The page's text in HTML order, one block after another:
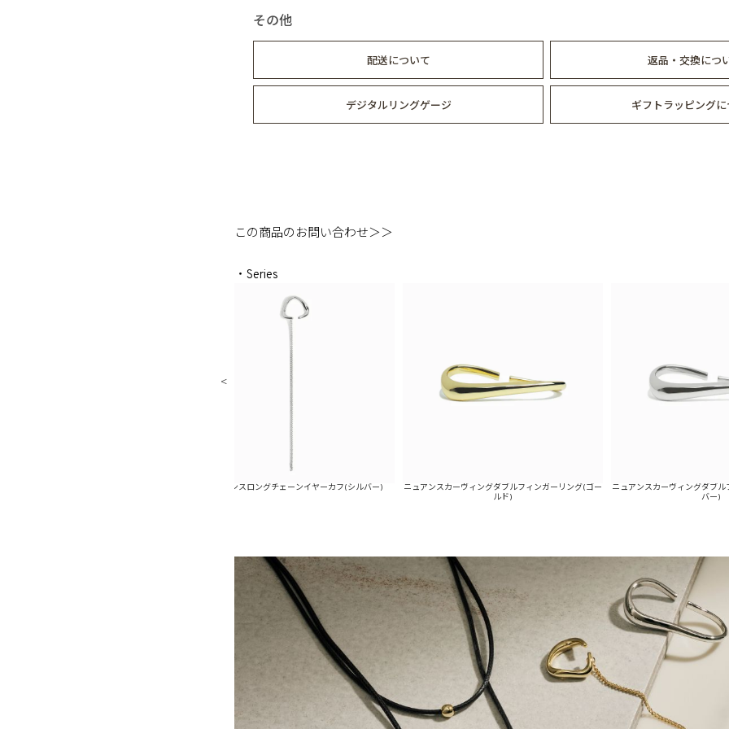
その他
配送について 返品・交換につ
デジタルリングゲージ ギフトラッピング
この商品のお問い合わせ＞＞
・Series
ニュアンスロングチェーンイヤーカフ(シルバー)
ニュアンスカーヴィングダブルフィンガーリング(ゴー
ニュアンスカーヴィングダブルフィンガーリ